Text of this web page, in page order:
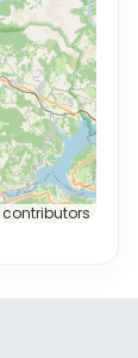
contributors